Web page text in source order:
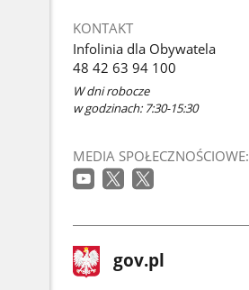
KONTAKT
Infolinia dla Obywatela
48 42 63 94 100
W dni robocze
w godzinach: 7:30-15:30
MEDIA SPOŁECZNOŚCIOWE:
stopka
gov.pl Strona
gov.pl